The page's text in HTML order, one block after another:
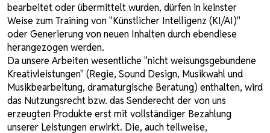
bearbeitet oder übermittelt wurden, dürfen in keinster
Weise zum Training von "Künstlicher Intelligenz (KI/AI)"
oder Generierung von neuen Inhalten durch ebendiese
herangezogen werden.
Da unsere Arbeiten wesentliche "nicht weisungsgebundene
Kreativleistungen" (Regie, Sound Design, Musikwahl und
Musikbearbeitung, dramaturgische Beratung) enthalten, wird
das Nutzungsrecht bzw. das Senderecht der von uns
erzeugten Produkte erst mit vollständiger Bezahlung
unserer Leistungen erwirkt. Die, auch teilweise,